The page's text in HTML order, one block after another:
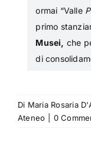
ormai “Valle
primo
Musei, che
di
Di Maria Rosaria
Ateneo
0